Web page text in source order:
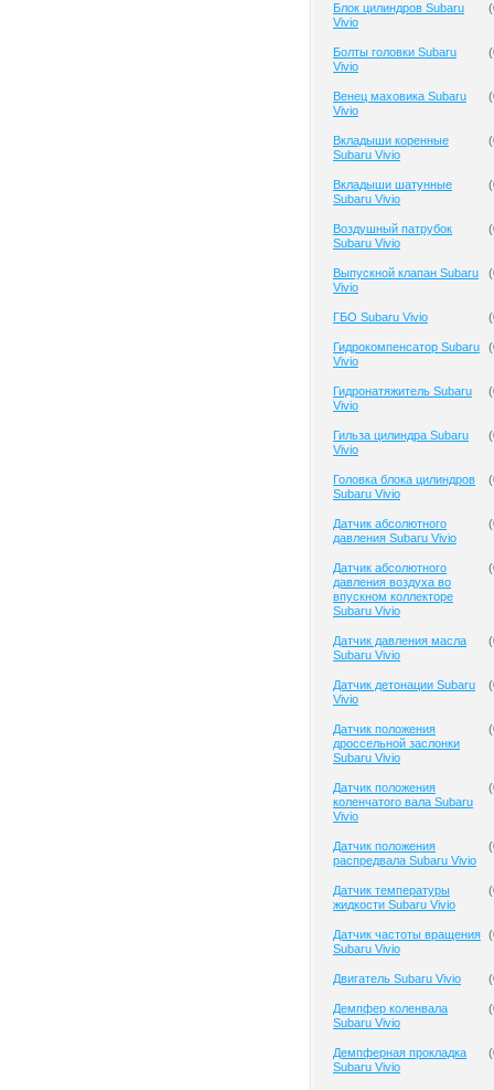
Блок цилиндров Subaru
Vivio
(
Болты головки Subaru
Vivio
(
Венец маховика Subaru
Vivio
(
Вкладыши коренные
Subaru Vivio
(
Вкладыши шатунные
Subaru Vivio
(
Воздушный патрубок
Subaru Vivio
(
Выпускной клапан Subaru
Vivio
(
ГБО Subaru Vivio (
Гидрокомпенсатор Subaru
Vivio
(
Гидронатяжитель Subaru
Vivio
(
Гильза цилиндра Subaru
Vivio
(
Головка блока цилиндров
Subaru Vivio
(
Датчик абсолютного
давления Subaru Vivio
(
Датчик абсолютного
давления воздуха во
впускном коллекторе
Subaru Vivio
(
Датчик давления масла
Subaru Vivio
(
Датчик детонации Subaru
Vivio
(
Датчик положения
дроссельной заслонки
Subaru Vivio
(
Датчик положения
коленчатого вала Subaru
Vivio
(
Датчик положения
распредвала Subaru Vivio
(
Датчик температуры
жидкости Subaru Vivio
(
Датчик частоты вращения
Subaru Vivio
(
Двигатель Subaru Vivio (
Демпфер коленвала
Subaru Vivio
(
Демпферная прокладка
Subaru Vivio
(